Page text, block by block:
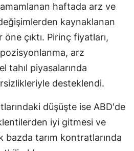
Ardahan
Iğdır
Düzce
haftada arz ve
kaynaklanan
öne çıktı. Pirinç fiyatları,
arz
tahıl piyasalarında
desteklendi.
düşüşte ise ABD'de
iyi gitmesi ve
bazda tarım kontratlarında